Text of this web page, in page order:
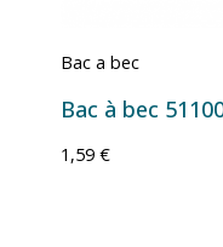
Bac a bec
1,59 €